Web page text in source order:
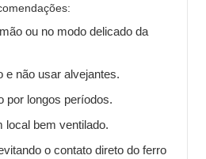
ou no modo delicado da
e não usar alvejantes.
por longos períodos.
local bem ventilado.
o contato direto do ferro